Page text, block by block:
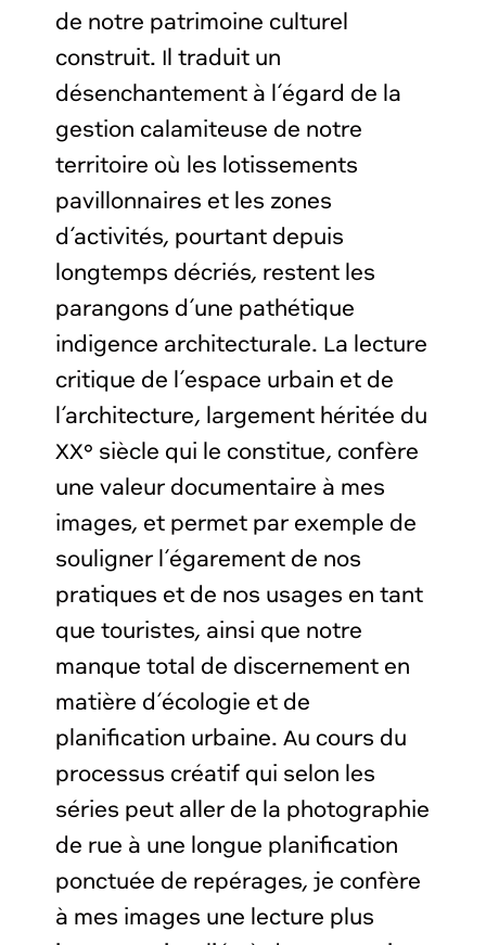
de notre patrimoine culturel
construit. Il traduit un
désenchantement à l’égard de la
gestion calamiteuse de notre
territoire où les lotissements
pavillonnaires et les zones
d’activités, pourtant depuis
longtemps décriés, restent les
parangons d’une pathétique
indigence architecturale. La lecture
critique de l’espace urbain et de
l’architecture, largement héritée du
XX° siècle qui le constitue, confère
une valeur documentaire à mes
images, et permet par exemple de
souligner l’égarement de nos
pratiques et de nos usages en tant
que touristes, ainsi que notre
manque total de discernement en
matière d’écologie et de
planification urbaine. Au cours du
processus créatif qui selon les
séries peut aller de la photographie
de rue à une longue planification
ponctuée de repérages, je confère
à mes images une lecture plus